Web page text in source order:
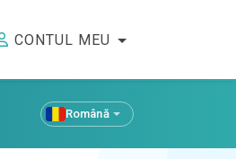
CONTUL MEU
Română